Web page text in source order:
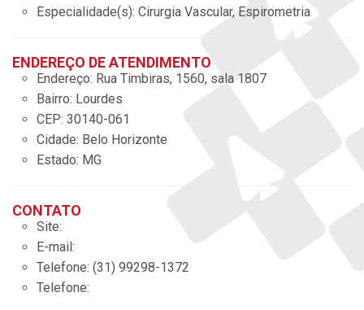
Especialidade(s): Cirurgia Vascular, Espirometria
ENDEREÇO DE ATENDIMENTO
Endereço: Rua Timbiras, 1560, sala 1807
Bairro: Lourdes
CEP: 30140-061
Cidade: Belo Horizonte
Estado: MG
CONTATO
Site:
E-mail:
Telefone: (31) 99298-1372
Telefone: